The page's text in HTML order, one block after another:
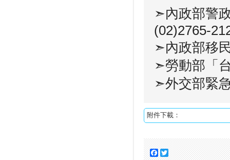
➣內政部警
(02)2765-
➣內政部移
➣勞動部「
➣外交部緊
附件下載：
Facebook